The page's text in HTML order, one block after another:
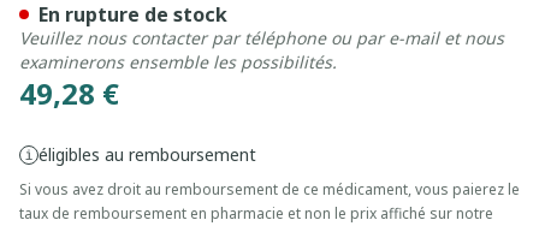
49,28 €
éligibles au remboursement
Si vous avez droit au remboursement de ce médicament, vous paierez le
taux de remboursement en pharmacie et non le prix affiché sur notre
En rupture de stock
Veuillez nous contacter par téléphone ou par e-mail et nous
examinerons ensemble les possibilités.